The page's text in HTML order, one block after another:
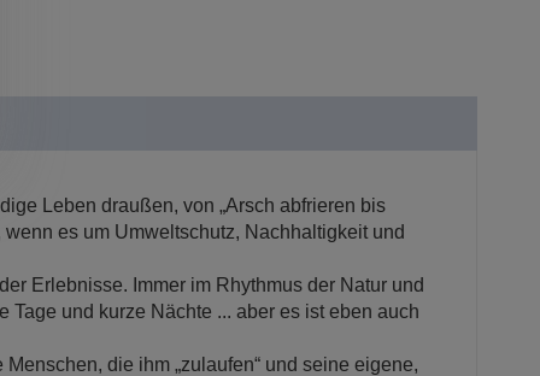
Leben draußen, von „Arsch abfrieren bis
es um Umweltschutz, Nachhaltigkeit und
Erlebnisse. Immer im Rhythmus der Natur und
und kurze Nächte ... aber es ist eben auch
die ihm „zulaufen“ und seine eigene,